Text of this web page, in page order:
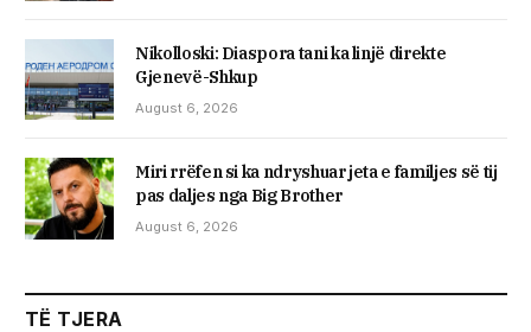
Nikolloski: Diaspora tani ka linjë direkte
Gjenevë-Shkup
August 6, 2026
Miri rrëfen si ka ndryshuar jeta e familjes së tij
pas daljes nga Big Brother
August 6, 2026
TË TJERA